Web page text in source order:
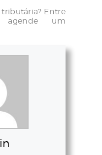
tributária? Entre
um